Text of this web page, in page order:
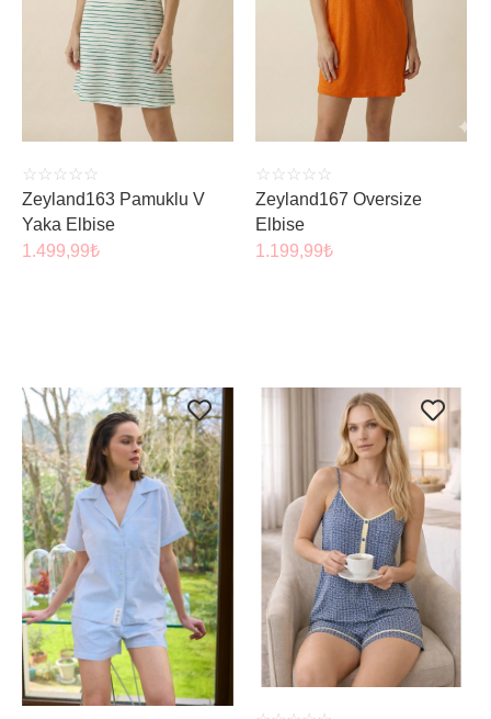
ÜRÜNÜ İNCELE
☆ ☆ ☆ ☆ ☆
Zeyland163 Pamuklu V
Yaka Elbise
1.499,99₺
ÜRÜNÜ İNCELE
☆ ☆ ☆ ☆ ☆
Zeyland167 Oversize
Elbise
1.199,99₺
ÜRÜNÜ İNCELE
ÜRÜNÜ İNCELE